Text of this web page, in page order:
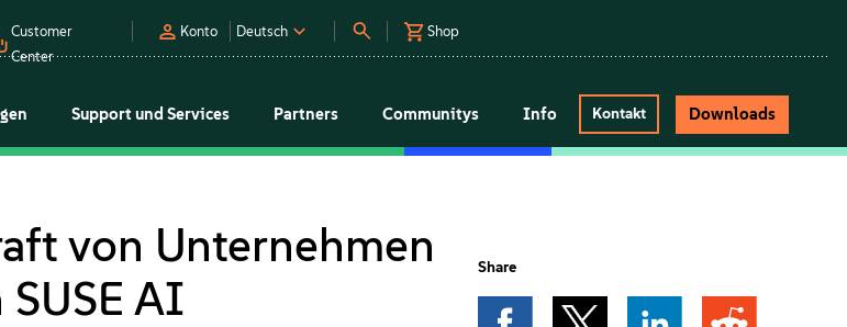
Customer
Center
Konto Deutsch Shop
Support und Services Partners Communitys Info Kontakt Downloads
von Unternehmen
AI
Share